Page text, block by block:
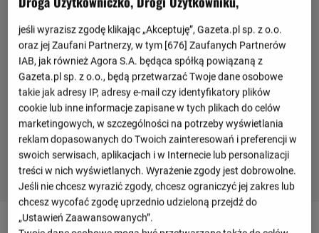
Mecz Las Palmas - Real Valladolid -
jeśli wyrazisz zgodę klikając „Akceptuję”, Gazeta.pl sp. z o.o.
oraz jej Zaufani Partnerzy, w tym [676] Zaufanych Partnerów
IAB, jak również Agora S.A. będąca spółką powiązaną z
Gazeta.pl sp. z o.o., będą przetwarzać Twoje dane osobowe
takie jak adresy IP, adresy e-mail czy identyfikatory plików
cookie lub inne informacje zapisane w tych plikach do celów
marketingowych, w szczególności na potrzeby wyświetlania
reklam dopasowanych do Twoich zainteresowań i preferencji w
swoich serwisach, aplikacjach i w Internecie lub personalizacji
treści w nich wyświetlanych. Wyrażenie zgody jest dobrowolne.
Jeśli nie chcesz wyrazić zgody, chcesz ograniczyć jej zakres lub
chcesz wycofać zgodę uprzednio udzieloną przejdź do
„Ustawień Zaawansowanych”.